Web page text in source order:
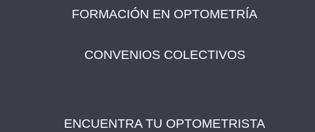
FORMACIÓN EN OPTOMETRÍA
CONVENIOS COLECTIVOS
ENCUENTRA TU OPTOMETRISTA